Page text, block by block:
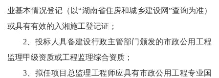
业基本情况登记（以“湖南省住房和城乡建设网”查询为准）
或具有有效的入湘施工登记证；
2、投标人具备建设行政主管部门颁发的市政公用工程
监理甲级资质或工程监理综合资质；
3、拟任项目总监理工程师应具有市政公用工程专业国